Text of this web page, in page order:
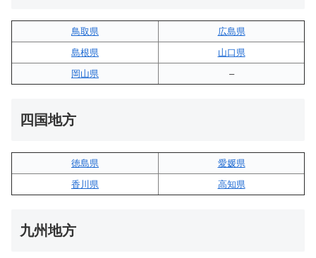
鳥取県
広島県
島根県
山口県
岡山県
–
四国地方
徳島県
愛媛県
香川県
高知県
九州地方